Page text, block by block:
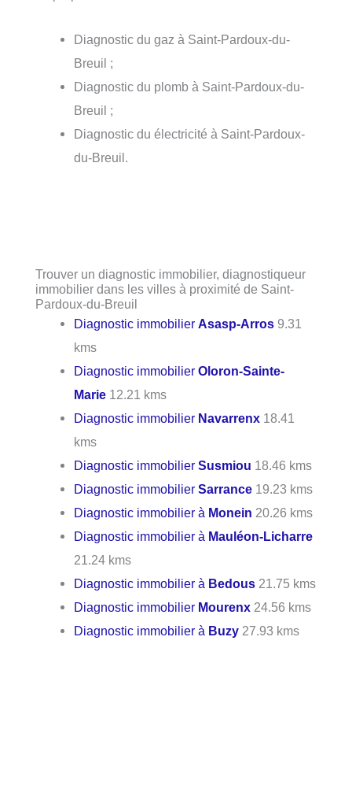
Diagnostic du gaz à Saint-Pardoux-du-
Breuil ;
Diagnostic du plomb à Saint-Pardoux-du-
Breuil ;
Diagnostic du électricité à Saint-Pardoux-
du-Breuil.
Trouver un diagnostic immobilier, diagnostiqueur
immobilier dans les villes à proximité de Saint-
Pardoux-du-Breuil
Diagnostic immobilierAsasp-Arros 9.31
kms
Diagnostic immobilierOloron-Sainte-
Marie 12.21 kms
Diagnostic immobilier Navarrenx 18.41
kms
Diagnostic immobilierSusmiou 18.46 kms
Diagnostic immobilierSarrance 19.23 kms
Diagnostic immobilier à Monein 20.26 kms
Diagnostic immobilier à Mauléon-Licharre
21.24 kms
Diagnostic immobilier à Bedous 21.75 kms
Diagnostic immobilier Mourenx 24.56 kms
Diagnostic immobilier à Buzy 27.93 kms